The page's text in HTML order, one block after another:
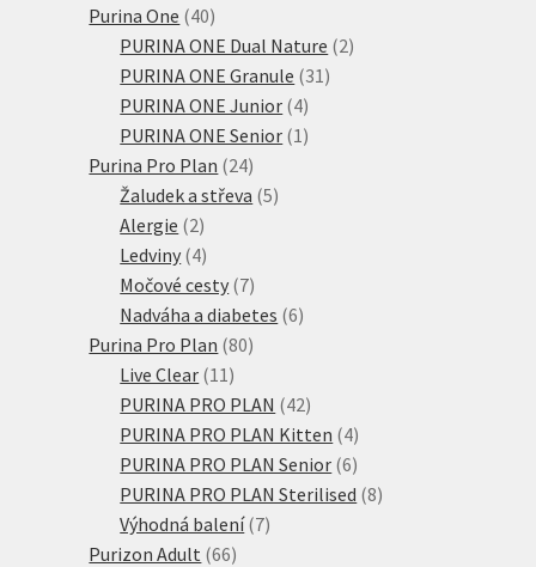
produkty
Purina One 4040
produktů
PURINA ONE Dual Nature 22
PURINA ONE Granule 31 31
PURINA ONE Junior 44
produkty
PURINA ONE Senior 1 1
Purina Pro Plan 2424
produktů
Žaludek a střeva 55
Alergie 22
produkty
Ledviny 44
produkty
Močové cesty 77
produktů
Nadváha a diabetes 66
Purina Pro Plan 8080
Live Clear 11 11
produktů
PURINA PRO PLAN 4242
produktů
PURINA PRO PLAN Kitten 44
produkty
PURINA PRO PLAN Senior 66
produktů
PURINA PRO PLAN Sterilised 88
Výhodná balení 77
Purizon Adult 6666